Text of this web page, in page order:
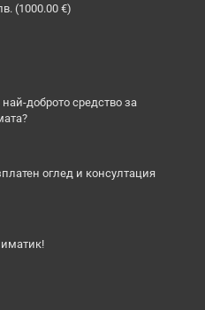
Текущата
(1000.00 €)
доброто средство за
оглед и консултация